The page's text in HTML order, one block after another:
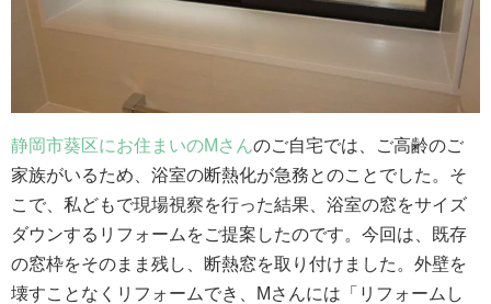
静岡市葵区にお住まいのMさんのご自宅では、ご高齢のご
家族がいるため、浴室の断熱化が急務とのことでした。そ
こで、私どもで現場視察を行った結果、浴室の窓をサイズ
ダウンするリフォームをご提案したのです。今回は、既存
の窓枠をそのまま残し、断熱窓を取り付けました。外壁を
壊すことなくリフォームでき、Mさんには「リフォームし